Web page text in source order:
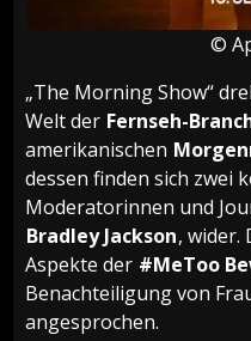
©
„The Morning Show“
Welt der Fernseh-
amerikanischen
dessen finden sich zwei
Moderatorinnen und
Bradley Jackson, wider.
Aspekte der #MeToo
Benachteiligung von
angesprochen.